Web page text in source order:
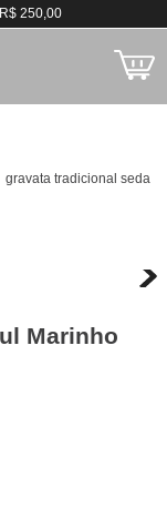
250,00
gravata tradicional seda
Marinho